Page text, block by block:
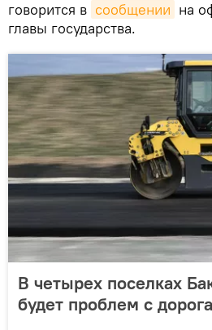
говорится в сообщении на
главы государства.
В четырех поселках
будет проблем с